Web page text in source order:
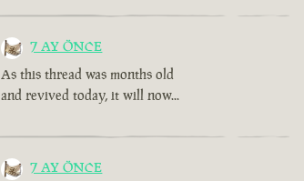
7 AY ÖNCE
As this thread was months old
and revived today, it will now...
7 AY ÖNCE